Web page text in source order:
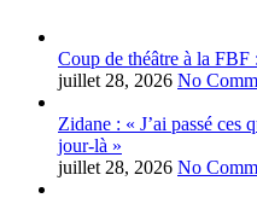
Coup de théâtre à la FBF
juillet 28, 2026 No
Zidane : « J’ai passé ces
jour-là »
juillet 28, 2026 No